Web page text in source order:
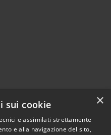
Copyright © 2025
Autorità di
Sistema Portuale
×
sui cookie
e assimilati strettamente
e alla navigazione del sito,